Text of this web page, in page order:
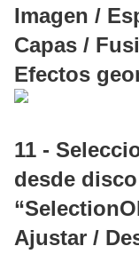
Imagen /
Capas /
Efectos
11 -
desde disco
Ajustar /